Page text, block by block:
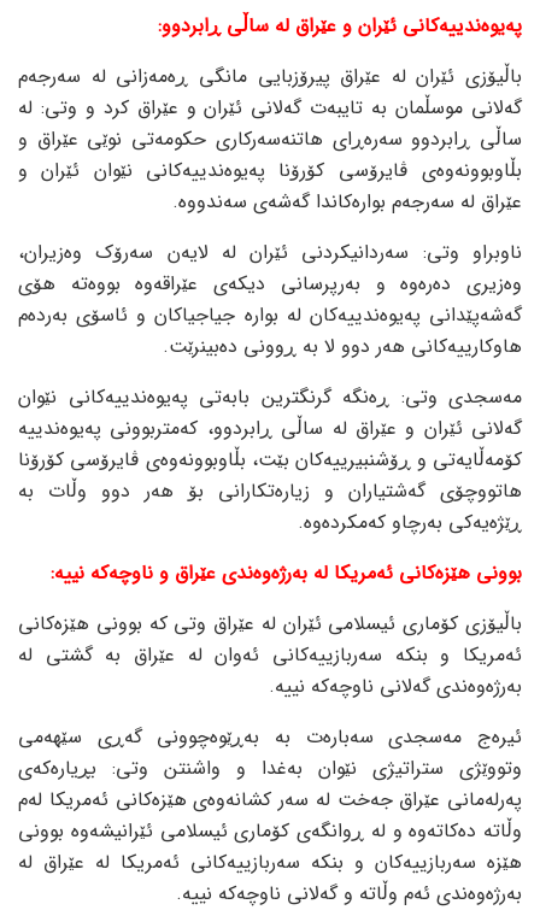
پەیوەندییەکانی ئێران و عێراق لە ساڵی ڕابردوو:
باڵیۆزی ئێران لە عێراق پیرۆزبایی مانگی ڕەمەزانی لە سەرجەم
گەلانی موسڵمان بە تایبەت گەلانی ئێران و عێراق کرد و وتی: لە
ساڵی ڕابردوو سەرەڕای هاتنەسەرکاری حکومەتی نوێی عێراق و
بڵاوبوونەوەی ڤایرۆسی کۆرۆنا پەیوەندییەکانی نێوان ئێران و
عێراق لە سەرجەم بوارەکاندا گەشەی سەندووە.
ناوبراو وتی: سەردانیکردنی ئێران لە لایەن سەرۆک وەزیران،
وەزیری دەرەوە و بەرپرسانی دیکەی عێراقەوە بووەتە هۆی
گەشەپێدانی پەیوەندییەکان لە بوارە جیاجیاکان و ئاسۆی بەردەم
هاوکارییەکانی هەر دوو لا بە ڕوونی دەبینرێت.
مەسجدی وتی: ڕەنگە گرنگترین بابەتی پەیوەندییەکانی نێوان
گەلانی ئێران و عێراق لە ساڵی ڕابردوو، کەمتربوونی پەیوەندییە
کۆمەڵایەتی و ڕۆشنبیرییەکان بێت، بڵاوبوونەوەی ڤایرۆسی کۆرۆنا
هاتووچۆی گەشتیاران و زیارەتکارانی بۆ هەر دوو وڵات بە
ڕێژەیەکی بەرچاو کەمکردەوە.
بوونی هێزەکانی ئەمریکا لە بەرژەوەندی عێراق و ناوچەکە نییە:
باڵیۆزی کۆماری ئیسلامی ئێران لە عێراق وتی کە بوونی هێزەکانی
ئەمریکا و بنکە سەربازییەکانی ئەوان لە عێراق بە گشتی لە
بەرژەوەندی گەلانی ناوچەکە نییە.
ئیرەج مەسجدی سەبارەت بە بەڕێوەچوونی گەڕی سێهەمی
وتووێژی ستراتیژی نێوان بەغدا و واشنتن وتی: بڕیارەکەی
پەرلەمانی عێراق جەخت لە سەر کشانەوەی هێزەکانی ئەمریکا لەم
وڵاتە دەکاتەوە و لە ڕوانگەی کۆماری ئیسلامی ئێرانیشەوە بوونی
هێزە سەربازییەکان و بنکە سەربازییەکانی ئەمریکا لە عێراق لە
بەرژەوەندی ئەم وڵاتە و گەلانی ناوچەکە نییە.